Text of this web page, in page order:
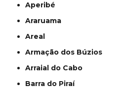
Aperibé
Araruama
Areal
Armação dos Búzios
Arraial do Cabo
Barra do Piraí